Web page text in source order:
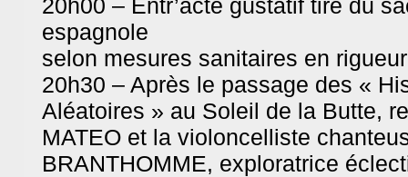
20h00 – Entr’acte gustatif tiré du
espagnole
selon mesures sanitaires en rigueur
20h30 – Après le passage des «
Aléatoires » au Soleil de la Butte,
MATEO et la violoncelliste
BRANTHOMME, exploratrice